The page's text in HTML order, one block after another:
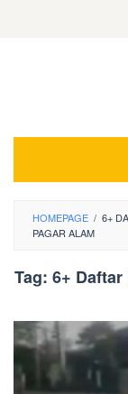
HOMEPAGE / 6+
PAGAR ALAM
Tag: 6+